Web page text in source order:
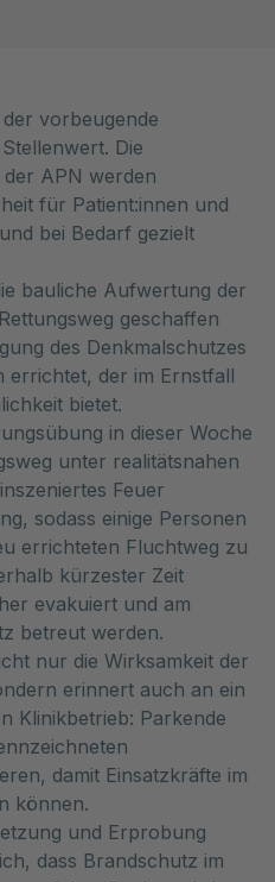
vorbeugende
Die
der APN werden
für Patient:innen und
bei Bedarf gezielt
bauliche Aufwertung der
geschaffen
des Denkmalschutzes
errichtet, der im Ernstfall
bietet.
in dieser Woche
unter realitätsnahen
Feuer
sodass einige Personen
errichteten Fluchtweg zu
kürzester Zeit
evakuiert und am
betreut werden.
nur die Wirksamkeit der
erinnert auch an ein
Klinikbetrieb: Parkende
damit Einsatzkräfte im
können.
und Erprobung
dass Brandschutz im